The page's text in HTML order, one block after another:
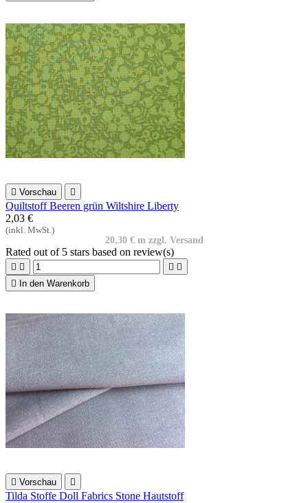
 Vorschau 
Quiltstoff Beeren grün Wiltshire Liberty
2,03 €
(inkl. MwSt.)
20,30 € m zzgl. Versand
Rated out of 5 stars based on review(s)
   

In den Warenkorb
 Vorschau 
Tilda Stoffe Doll Fabrics Stone Hautstoff